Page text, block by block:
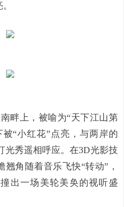
畔上，被喻为“天下江山第
“小红花”点亮，与两岸的
光秀遥相呼应。在3D光影技
角随着音乐飞快“转动”，
出一场美轮美奂的视听盛